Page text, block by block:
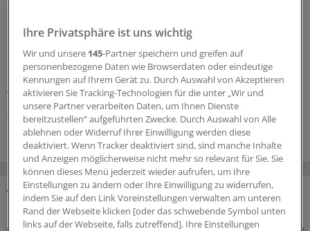
für schleichendes Fortschreiten
Bluttests auf Multiple Sklerose beruhen auf der Messung
der leichten Kette der Neurofilamente (NfL). Die
Messung des sauren Gliafaserproteins GFAP bringt wohl
weitere Vorteile.
04.08.2026
DAS KÖNNTE SIE AUCH INTERESSIEREN
Ihre Privatsphäre ist uns wichtig
Wir und unsere 145-Partner speichern und greifen auf
personenbezogene Daten wie Browserdaten oder eindeutige
Kennungen auf Ihrem Gerät zu. Durch Auswahl von Akzeptieren
aktivieren Sie Tracking-Technologien für die unter „Wir und
unsere Partner verarbeiten Daten, um Ihnen Dienste
bereitzustellen“ aufgeführten Zwecke. Durch Auswahl von Alle
ablehnen oder Widerruf Ihrer Einwilligung werden diese
deaktiviert. Wenn Tracker deaktiviert sind, sind manche Inhalte
und Anzeigen möglicherweise nicht mehr so relevant für Sie. Sie
können dieses Menü jederzeit wieder aufrufen, um Ihre
Einstellungen zu ändern oder Ihre Einwilligung zu widerrufen,
indem Sie auf den Link Voreinstellungen verwalten am unteren
Rand der Webseite klicken [oder das schwebende Symbol unten
links auf der Webseite, falls zutreffend]. Ihre Einstellungen